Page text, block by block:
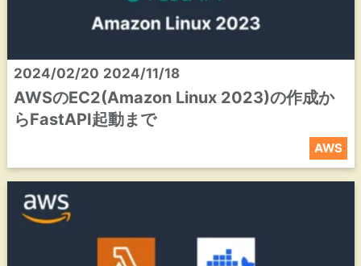
2024/02/20 2024/11/18
AWSのEC2(Amazon Linux 2023)の作成か
らFastAPI起動まで
AWS